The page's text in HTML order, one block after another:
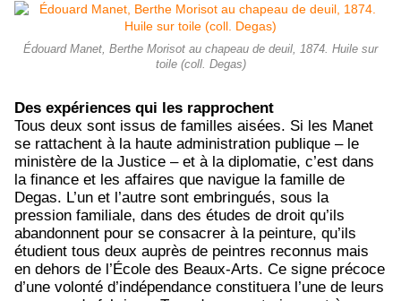
Édouard Manet, Berthe Morisot au chapeau de deuil, 1874. Huile sur
toile (coll. Degas)
Des expériences qui les rapprochent
Tous deux sont issus de familles aisées. Si les Manet
se rattachent à la haute administration publique – le
ministère de la Justice – et à la diplomatie, c’est dans
la finance et les affaires que navigue la famille de
Degas. L’un et l’autre sont embringués, sous la
pression familiale, dans des études de droit qu’ils
abandonnent pour se consacrer à la peinture, qu’ils
étudient tous deux auprès de peintres reconnus mais
en dehors de l’École des Beaux-Arts. Ce signe précoce
d’une volonté d’indépendance constituera l’une de leurs